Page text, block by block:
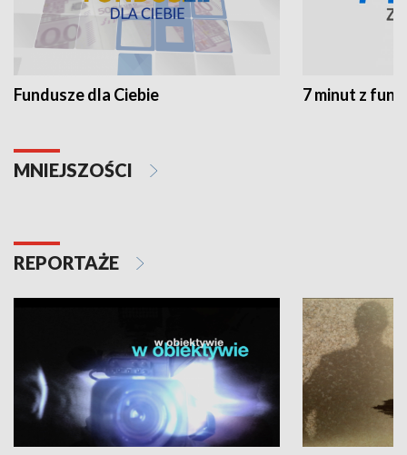
Fundusze dla Ciebie 7 minut z
MNIEJSZOŚCI
REPORTAŻE